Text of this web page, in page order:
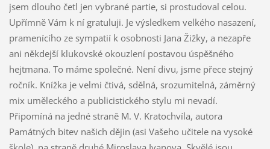
jsem dlouho četl jen vybrané partie, si prostudoval celou.
Upřímně Vám k ní gratuluji. Je výsledkem velkého nasazení,
pramenícího ze sympatií k osobnosti Jana Žižky, a nezapře
ani někdejší klukovské okouzlení postavou úspěšného
hejtmana. To máme společné. Není divu, jsme přece stejný
ročník. Knížka je velmi čtivá, sdělná, srozumitelná, záměrný
mix uměleckého a publicistického stylu mi nevadí.
Připomíná na jedné straně M. V. Kratochvíla, autora
Památných bitev našich dějin (asi Vašeho učitele na vysoké